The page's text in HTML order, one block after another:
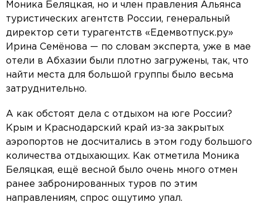
Моника Беляцкая, но и член правления Альянса
туристических агентств России, генеральный
директор сети турагентств «Едемвотпуск.ру»
Ирина Семёнова — по словам эксперта, уже в мае
отели в Абхазии были плотно загружены, так, что
найти места для большой группы было весьма
затруднительно.
А как обстоят дела с отдыхом на юге России?
Крым и Краснодарский край из-за закрытых
аэропортов не досчитались в этом году большого
количества отдыхающих. Как отметила Моника
Беляцкая, ещё весной было очень много отмен
ранее забронированных туров по этим
направлениям, спрос ощутимо упал.